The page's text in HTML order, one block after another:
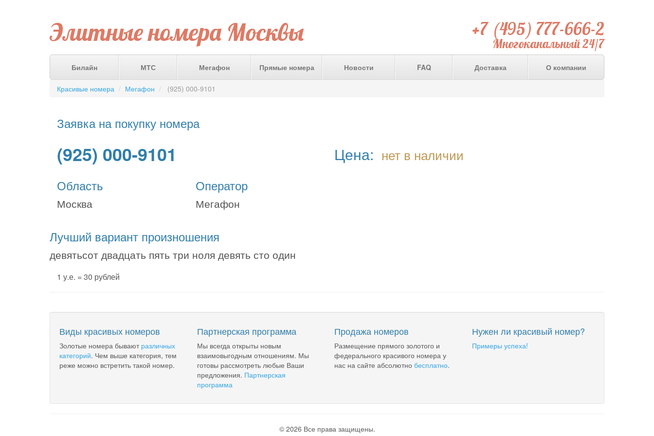
Элитные номера Москвы +7 (495) 777-666-2
Многоканальный 24/7
Билайн МТС Мегафон Прямые номера Новости FAQ Доставка О компании
Красивые номера Мегафон (925) 000-9101
Заявка на покупку номера
(925) 000-9101 Цена: нет в наличии
Область
Москва
Оператор
Мегафон
Лучший вариант произношения
девятьсот двадцать пять три ноля девять сто один
1 у.е. = 30 рублей
Виды красивых номеров
Золотые номера бывают различных
категорий. Чем выше категория, тем
реже можно встретить такой номер.
Партнерская программа
Мы всегда открыты новым
взаимовыгодным отношениям. Мы
готовы рассмотреть любые Ваши
предложения. Партнерская
программа
Продажа номеров
Размещение прямого золотого и
федерального красивого номера у
нас на сайте абсолютно бесплатно.
Нужен ли красивый номер?
Примеры успеха!
© 2026 Все права защищены.